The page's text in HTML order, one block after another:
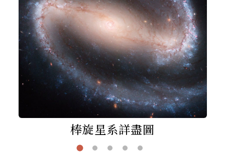
棒旋星系詳盡圖